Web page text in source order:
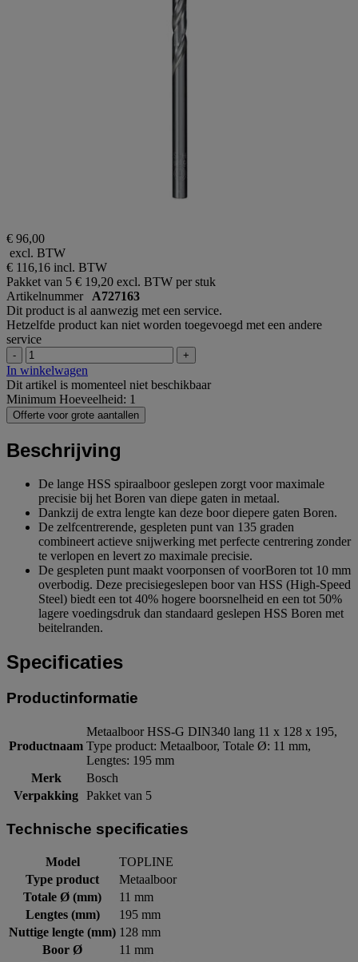
€ 96,00
excl. BTW
€ 116,16 incl. BTW
Pakket van 5 € 19,20 excl. BTW per stuk
Artikelnummer A727163
Dit product is al aanwezig met een service.
Hetzelfde product kan niet worden toegevoegd met een andere
service
- +
In winkelwagen
Dit artikel is momenteel niet beschikbaar
Minimum Hoeveelheid: 1
Offerte voor grote aantallen
Beschrijving
De lange HSS spiraalboor geslepen zorgt voor maximale
precisie bij het Boren van diepe gaten in metaal.
Dankzij de extra lengte kan deze boor diepere gaten Boren.
De zelfcentrerende, gespleten punt van 135 graden
combineert actieve snijwerking met perfecte centrering zonder
te verlopen en levert zo maximale precisie.
De gespleten punt maakt voorponsen of voorBoren tot 10 mm
overbodig. Deze precisiegeslepen boor van HSS (High-Speed
Steel) biedt een tot 40% hogere boorsnelheid en een tot 50%
lagere voedingsdruk dan standaard geslepen HSS Boren met
beitelranden.
Specificaties
Productinformatie
Productnaam
Metaalboor HSS-G DIN340 lang 11 x 128 x 195,
Type product: Metaalboor, Totale Ø: 11 mm,
Lengtes: 195 mm
Merk
Bosch
Verpakking Pakket van 5
Technische specificaties
Model
TOPLINE
Type product
Metaalboor
Totale Ø (mm)
11 mm
Lengtes (mm)
195 mm
Nuttige lengte (mm) 128 mm
Boor Ø
11 mm